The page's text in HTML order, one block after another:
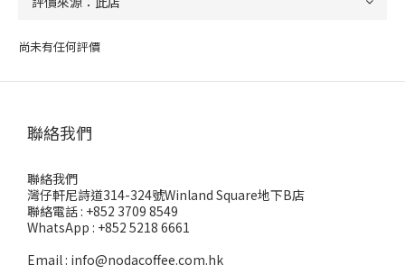
尚未有任何評價
聯絡我們
聯絡我們
灣仔軒尼詩道314-324號Winland Square地下B店
聯絡電話 : +852 3709 8549
WhatsApp : +852 5218 6661
Email : info@nodacoffee.com.hk